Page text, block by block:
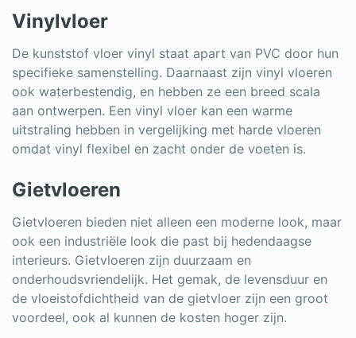
Vinylvloer
De kunststof vloer vinyl staat apart van PVC door hun
specifieke samenstelling. Daarnaast zijn vinyl vloeren
ook waterbestendig, en hebben ze een breed scala
aan ontwerpen. Een vinyl vloer kan een warme
uitstraling hebben in vergelijking met harde vloeren
omdat vinyl flexibel en zacht onder de voeten is.
Gietvloeren
Gietvloeren bieden niet alleen een moderne look, maar
ook een industriële look die past bij hedendaagse
interieurs. Gietvloeren zijn duurzaam en
onderhoudsvriendelijk. Het gemak, de levensduur en
de vloeistofdichtheid van de gietvloer zijn een groot
voordeel, ook al kunnen de kosten hoger zijn.